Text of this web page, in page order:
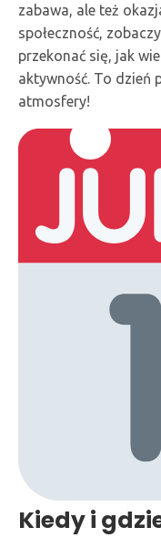
zabawa, ale też
społeczność,
przekonać się, jak
aktywność. To dzień
atmosfery!
Kiedy i